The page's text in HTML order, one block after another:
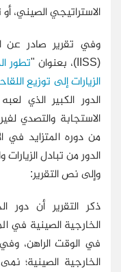
الاستراتيجي الصيني،
وفي تقرير صادر عن
(
IISS )، بعنوان "تطور
الزيارات إلى توزيع
الدور الكبير الذي
الاستجابة والتصدي
من دوره المتزايد في
الدور من تبادل الزيارات
وإلى نص التقرير:
ذكر التقرير أن
الخارجية الصينية في
في الوقت الراهن،
الخارجية الصينية؛